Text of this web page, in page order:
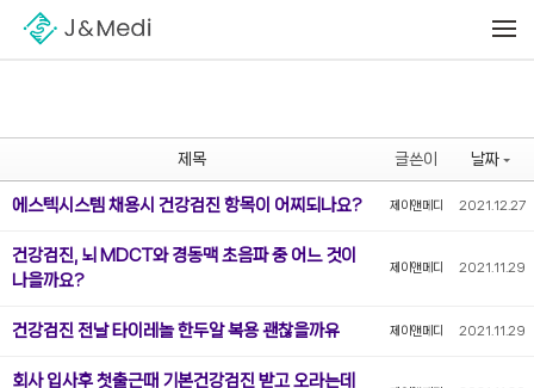
제목 글쓴이 날짜
에스텍시스템 채용시 건강검진 항목이 어찌되나요? 제이앤메디 2021.12.27
건강검진, 뇌 MDCT와 경동맥 초음파 중 어느 것이
나을까요?
제이앤메디 2021.11.29
건강검진 전날 타이레놀 한두알 복용 괜찮을까유 제이앤메디 2021.11.29
회사 입사후 첫출근때 기본건강검진 받고 오라는데